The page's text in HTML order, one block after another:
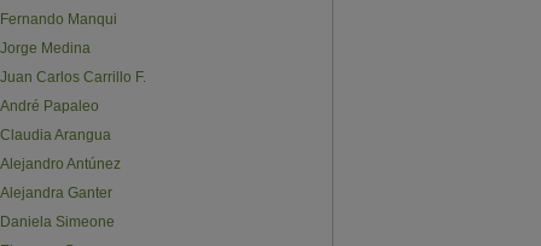
Fernando Manqui
Jorge Medina
Juan Carlos Carrillo F.
André Papaleo
Claudia Arangua
Alejandro Antúnez
Alejandra Ganter
Daniela Simeone